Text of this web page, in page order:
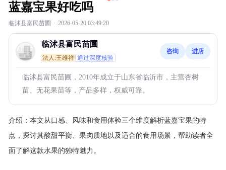
蓝嘉宝果好吃吗
临沭县富民苗圃 · 2026-05-20 03:49:20
临沭县富民苗圃
法人:王维祥 通过深度核验
咨询 进店
临沭县富民苗圃，2010年成立于山东省临沂市，主营杏树
苗、无花果苗等，产品多样，权威可靠。
介绍： 本文从口感、风味和食用体验三个维度解析蓝嘉宝果的特
点，探讨其酸甜平衡、果肉质地以及适合的食用场景，帮助读者全
面了解这款水果的独特魅力。